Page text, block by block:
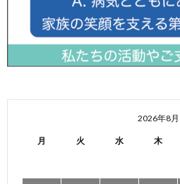
2026年8月
月 火 水 木